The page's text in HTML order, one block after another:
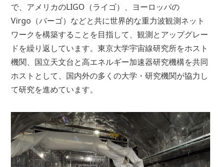
で、アメリカのLIGO（ライゴ）、ヨーロッパの
Virgo（バーゴ）などと共に世界的な重力波観測ネット
ワークを構築することを目指して、観測とアップグレー
ドを繰り返しています。東京大学宇宙線研究所をホスト
機関、国立天文台と高エネルギー加速器研究機構を共同
ホストとして、国内外の多くの大学・研究機関が協力し
て研究を進めています。